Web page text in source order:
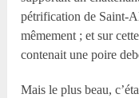
pétrification de Saint-
mêmement ; et sur
contenait une poire
Mais le plus beau,